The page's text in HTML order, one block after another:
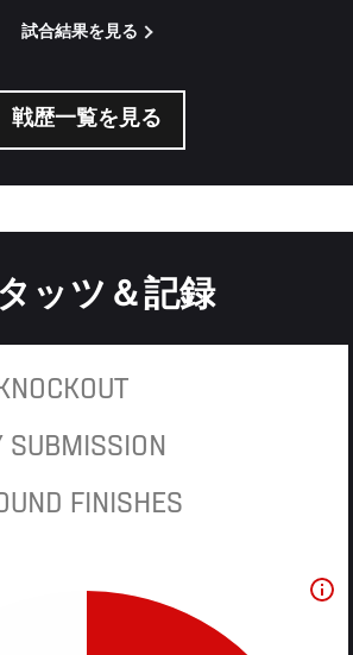
試合結果を見る
戦歴一覧を見る
ッツ＆記録
SUBMISSION
FINISHES